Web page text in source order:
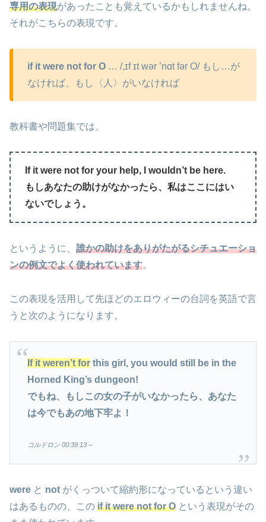
専用の表現があったことも覚えているかもしれませんね。
それがこちらの表現です。
if it were not for O … /,ɪf ɪt wər ’nɑt fər O/ もし…が
なければ、もし〈人〉がいなければ
教科書や問題集では、
If it were not for your help, I wouldn’t be here.
もしあなたの助けがなかったら、私はここにはい
ないでしょう。
というように、 誰かの助けをありがたがるシチュエーショ
ンの例文でよく使われています。
この表現を活用して先ほどのエロウィーの台詞を英語で言
うと次のようになります。
If it weren’t forthis girl, you would still be in the
Horned King’s dungeon!
でもね、もしこの女の子がいなかったら、あなた
は今でもあの地下牢よ！
コルドロン 00:39:13～
were と not がくっついて縮約形になっているという違い
はあるものの、この if it were not for O という表現がその